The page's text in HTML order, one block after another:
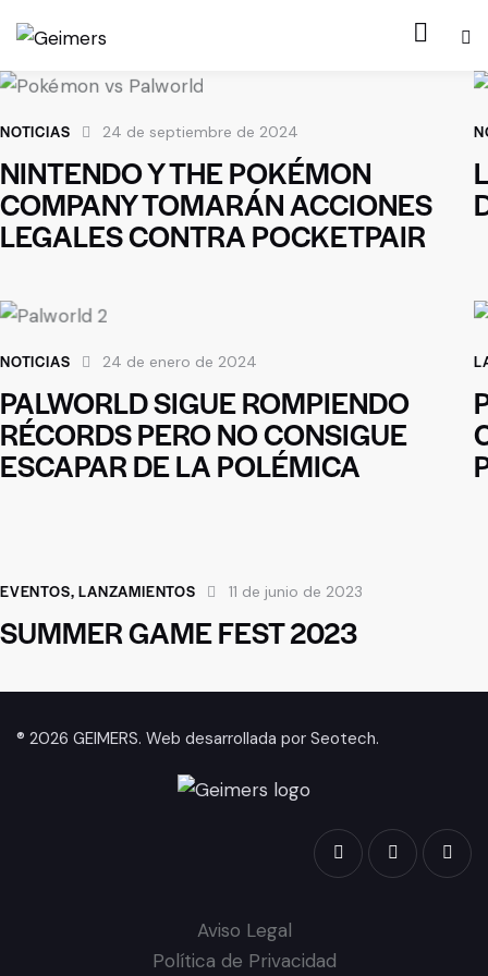
NOTICIAS 24 de septiembre de 2024
NINTENDO Y THE POKÉMON
COMPANY TOMARÁN ACCIONES
LEGALES CONTRA POCKETPAIR
NOTICIAS 24 de enero de 2024
PALWORLD SIGUE ROMPIENDO
RÉCORDS PERO NO CONSIGUE
ESCAPAR DE LA POLÉMICA
EVENTOS,LANZAMIENTOS 11 de junio de 2023
SUMMER GAME FEST 2023
® 2026 GEIMERS. Web desarrollada por Seotech.
Aviso Legal
Política de Privacidad